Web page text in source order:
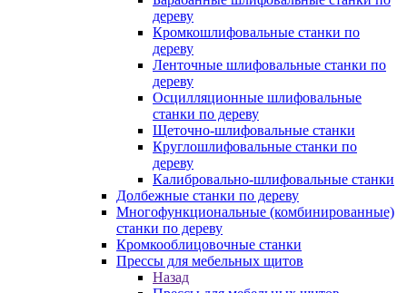
дереву
Кромкошлифовальные станки по
дереву
Ленточные шлифовальные станки по
дереву
Осцилляционные шлифовальные
станки по дереву
Щеточно-шлифовальные станки
Круглошлифовальные станки по
дереву
Калибровально-шлифовальные станки
Долбежные станки по дереву
Многофункциональные (комбинированные)
станки по дереву
Кромкооблицовочные станки
Прессы для мебельных щитов
Назад